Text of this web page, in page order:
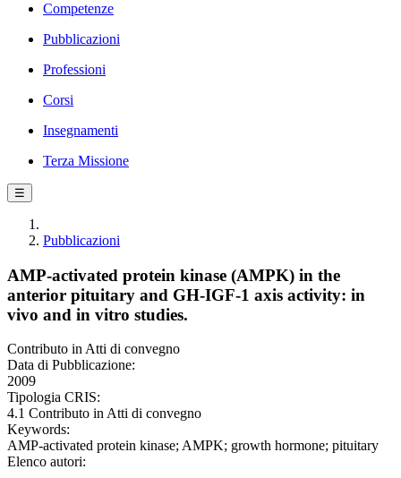
Competenze
Pubblicazioni
Professioni
Corsi
Insegnamenti
Terza Missione
☰
Pubblicazioni
AMP-activated protein kinase (AMPK) in the
anterior pituitary and GH-IGF-1 axis activity: in
vivo and in vitro studies.
Contributo in Atti di convegno
Data di Pubblicazione:
2009
Tipologia CRIS:
4.1 Contributo in Atti di convegno
Keywords:
AMP-activated protein kinase; AMPK; growth hormone; pituitary
Elenco autori: